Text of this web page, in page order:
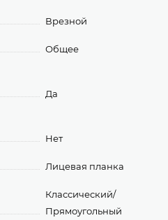
Врезной
Общее
Да
Нет
Лицевая планка
Классический/
Прямоугольный